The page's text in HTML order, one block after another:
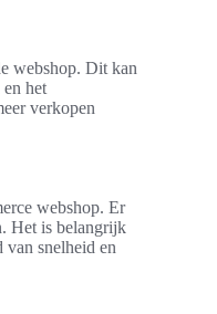
webshop. Dit kan
het
verkopen
webshop. Er
Het is belangrijk
van snelheid en